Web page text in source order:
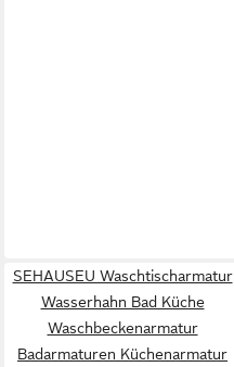
SEHAUSEU Waschtischarmatur
Wasserhahn Bad Küche
Waschbeckenarmatur
Badarmaturen Küchenarmatur